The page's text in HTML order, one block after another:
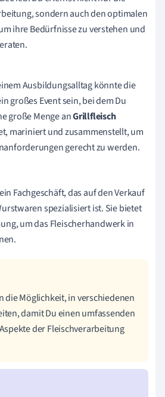
sondern auch den optimalen
ihre Bedürfnisse zu verstehen und
Ausbildungsalltag könnte die
großes Event sein, bei dem Du
große Menge anGrillfleisch
mariniert und zusammenstellt, um
gerecht zu werden.
Fachgeschäft, das auf den Verkauf
spezialisiert ist. Sie bietet
um das Fleischerhandwerk in
die Möglichkeit, in verschiedenen
damit Du einen umfassenden
der Fleischverarbeitung